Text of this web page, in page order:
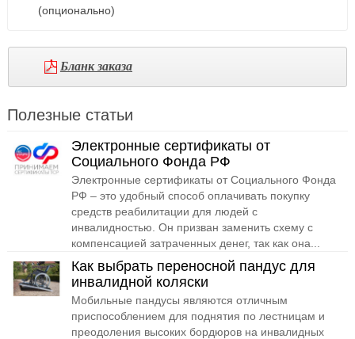
(опционально)
Бланк заказа
Полезные статьи
Электронные сертификаты от
Социального Фонда РФ
Электронные сертификаты от Социального Фонда
РФ – это удобный способ оплачивать покупку
средств реабилитации для людей с
инвалидностью. Он призван заменить схему с
компенсацией затраченных денег, так как она...
Как выбрать переносной пандус для
инвалидной коляски
Мобильные пандусы являются отличным
приспособлением для поднятия по лестницам и
преодоления высоких бордюров на инвалидных